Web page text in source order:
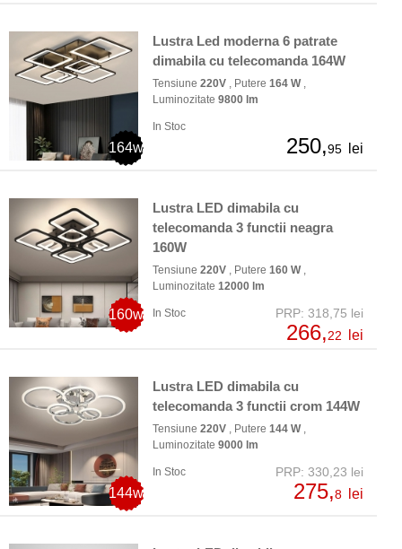
164w
Lustra Led moderna 6 patrate
dimabila cu telecomanda 164W
Tensiune 220V , Putere 164 W,
Luminozitate 9800 lm
In Stoc
250,95 lei
160w
Lustra LED dimabila cu
telecomanda 3 functii neagra
160W
Tensiune 220V , Putere 160 W,
Luminozitate 12000 lm
In Stoc PRP: 318,75 lei
266,22 lei
144w
Lustra LED dimabila cu
telecomanda 3 functii crom 144W
Tensiune 220V , Putere 144 W,
Luminozitate 9000 lm
In Stoc PRP: 330,23 lei
275,8 lei